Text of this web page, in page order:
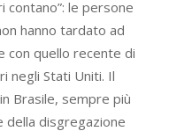
contano”: le persone
hanno tardato ad
con quello recente di
negli Stati Uniti. Il
Brasile, sempre più
della disgregazione